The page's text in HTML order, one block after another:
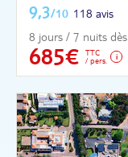
9,3/10 118 avis
8 jours / 7 nuits dès
685€
TTC
/ pers.